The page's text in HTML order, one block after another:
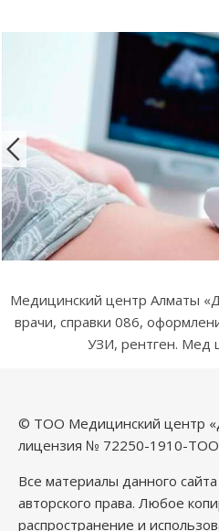
Медицинский центр Алматы
врачи, справки 086,
УЗИ, рентген. Мед
© ТОО Медицинский центр
лицензия № 72250-1910-ТОО
Все материалы данного
авторского права. Любое
распространение и